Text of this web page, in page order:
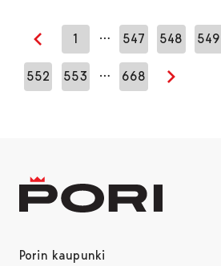
Edellinen sivu
1 … 547 548 549
552 553 … 668
Porin kaupunki